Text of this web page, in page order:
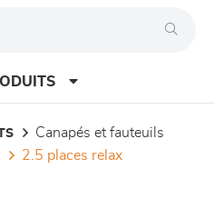
canapés et fauteuils
2.5 places relax